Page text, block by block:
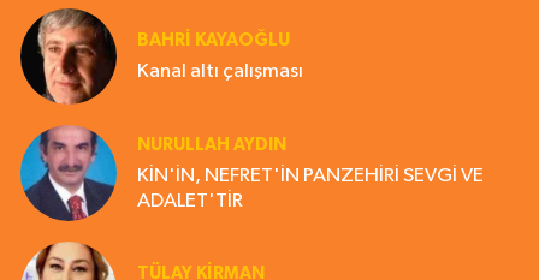
BAHRI KAYAOĞLU
Kanal altı çalışması
NURULLAH AYDIN
KİN'İN, NEFRET'İN PANZEHİRİ SEVGİ VE
ADALET'TİR
TÜLAY KİRMAN